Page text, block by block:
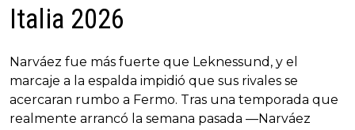
Italia 2026
Narváez fue más fuerte que Leknessund, y el
marcaje a la espalda impidió que sus rivales se
acercaran rumbo a Fermo. Tras una temporada que
realmente arrancó la semana pasada —Narváez